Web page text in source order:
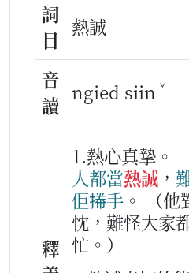
詞
目
熱誠
音
讀
ngied siin ˇ
釋
1.熱心真摯。
人都當熱誠 ，
佢𢯭手 。
（
忱，難怪大家
忙。）